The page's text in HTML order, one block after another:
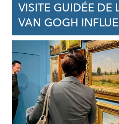
VISITE GUIDÉE DE
VAN GOGH